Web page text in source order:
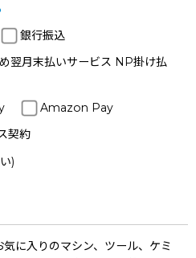
銀行振込
翌月末払いサービス NP掛け払
Amazon Pay
契約
)
に入りのマシン、ツール、ケミ